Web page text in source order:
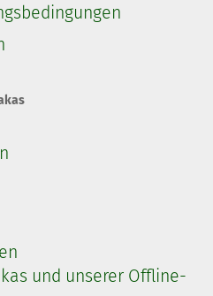
und unserer Offline-